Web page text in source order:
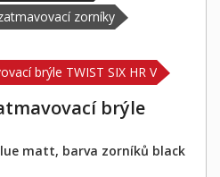
zorníky
brýle TWIST SIX HR V
brýle
matt, barva zorníků black